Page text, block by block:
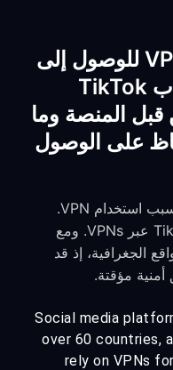
هل سيؤدي استخدام VPN للوصول إلى
TikTok إلى حظر حساب TikTok
قبل المنصة وما
على الوصول
عادةً لا يحظر TikTok الحسابات بسبب استخدام VPN.
يصل ملايين المستخدمين إلى TikTok عبر VPNs. ومع
الجغرافية، إذ قد
مؤقتة.
Social media
over 60 countries,
rely on VPNs